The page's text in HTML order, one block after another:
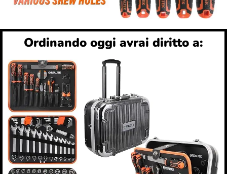
Ordinando oggi avrai diritto a: